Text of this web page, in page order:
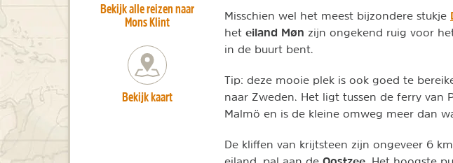
Misschien wel het meest bijzondere stukje
het eiland Møn zijn ongekend ruig voor
in de buurt bent.
Tip: deze mooie plek is ook goed te
naar Zweden. Het ligt tussen de ferry van
Malmö en is de kleine omweg meer dan
De kliffen van krijtsteen zijn ongeveer 6
Bekijk alle reizen naar
Mons Klint
Bekijk kaart